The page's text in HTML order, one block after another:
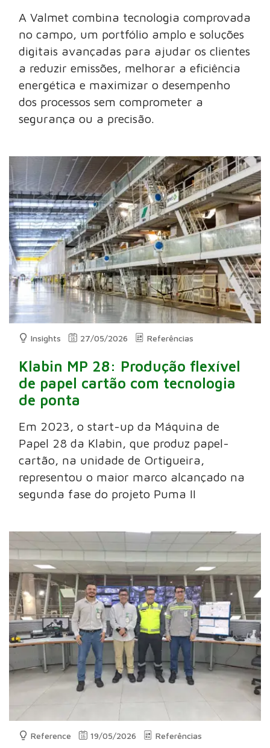
A Valmet combina tecnologia comprovada
no campo, um portfólio amplo e soluções
digitais avançadas para ajudar os clientes
a reduzir emissões, melhorar a eficiência
energética e maximizar o desempenho
dos processos sem comprometer a
segurança ou a precisão.
Insights 27/05/2026 Referências
Klabin MP 28: Produção flexível
de papel cartão com tecnologia
de ponta
Em 2023, o start-up da Máquina de
Papel 28 da Klabin, que produz papel-
cartão, na unidade de Ortigueira,
representou o maior marco alcançado na
segunda fase do projeto Puma II
Reference 19/05/2026 Referências